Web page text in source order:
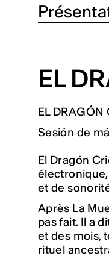
EL
EL DRAGÓN
Sesión de
El Dragón
et de
Après La
pas fait. Il a
et des mois,
rituel